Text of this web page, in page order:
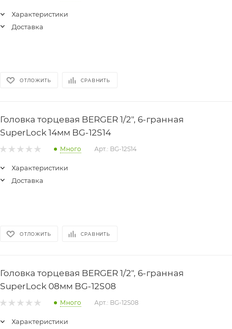
Характеристики
Доставка
ОТЛОЖИТЬ СРАВНИТЬ
Головка торцевая BERGER 1/2", 6-гранная
SuperLock 14мм BG-12S14
Много Арт.: BG-12S14
Характеристики
Доставка
ОТЛОЖИТЬ СРАВНИТЬ
Головка торцевая BERGER 1/2", 6-гранная
SuperLock 08мм BG-12S08
Много Арт.: BG-12S08
Характеристики